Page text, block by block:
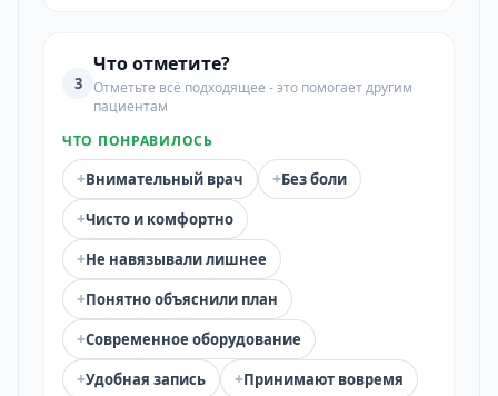
3
Что отметите?
Отметьте всё подходящее - это помогает другим
пациентам
ЧТО ПОНРАВИЛОСЬ
+Внимательный врач +Без боли
+Чисто и комфортно
+Не навязывали лишнее
+Понятно объяснили план
+Современное оборудование
+Удобная запись +Принимают вовремя